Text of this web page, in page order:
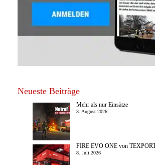
Neueste Beiträge
Mehr als nur Einsätze
3. August 2026
FIRE EVO ONE von
8. Juli 2026